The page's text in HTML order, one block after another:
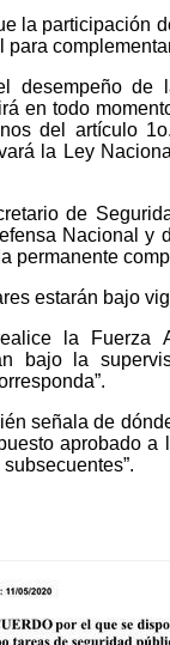
la participación
para
desempeño de
en todo
del artículo
la Ley
de
Nacional y
permanente
estarán bajo
la Fuerza
bajo la
señala de
aprobado